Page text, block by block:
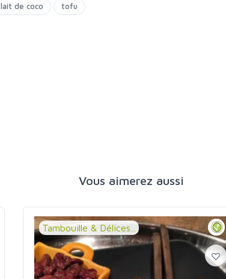
lait de coco tofu
Vous aimerez aussi
Tambouille & Délices...